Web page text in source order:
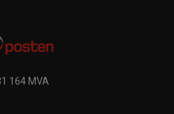
164 MVA